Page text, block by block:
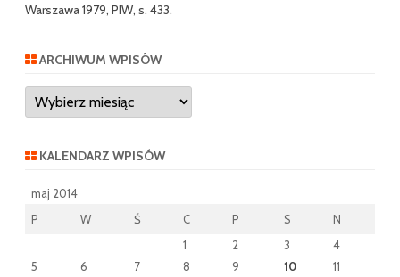
Warszawa 1979, PIW, s. 433.
ARCHIWUM WPISÓW
Archiwum
wpisów
KALENDARZ WPISÓW
maj 2014
P
W Ś C P S
N
1
2 3
4
5
6 7 8 9 10
11